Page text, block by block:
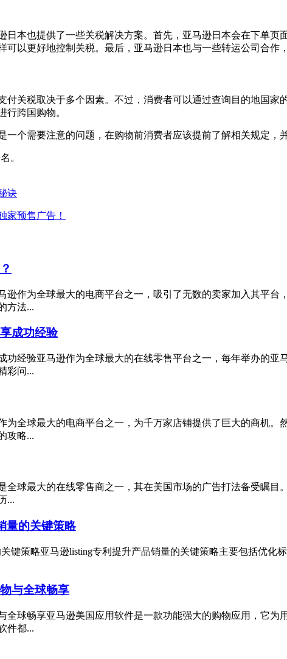
日本也提供了一些关税解决方案。首先，亚马逊日本会在下单
可以更好地控制关税。最后，亚马逊日本也与一些转运公司合作
付关税取决于多个因素。不过，消费者可以通过查询目的地国
行跨国购物。
一个需要注意的问题，在购物前消费者应该提前了解相关规定，
。
诀
家预售广告！
逊作为全球最大的电商平台之一，吸引了无数的卖家加入其平
方法...
成功经验
功经验亚马逊作为全球最大的在线零售平台之一，每年举办的
彩问...
为全球最大的电商平台之一，为千万家店铺提供了巨大的商机
攻略...
全球最大的在线零售商之一，其在美国市场的广告打法备受瞩
...
量的关键策略
键策略亚马逊listing专利提升产品销量的关键策略主要包括优
与全球畅享
全球畅享亚马逊美国应用软件是一款功能强大的购物应用，它
件都...